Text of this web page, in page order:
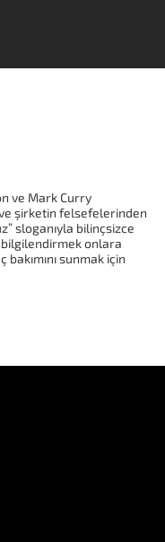
ve Mark Curry
şirketin felsefelerinden
sloganıyla bilinçsizce
bilgilendirmek onlara
sunmak için